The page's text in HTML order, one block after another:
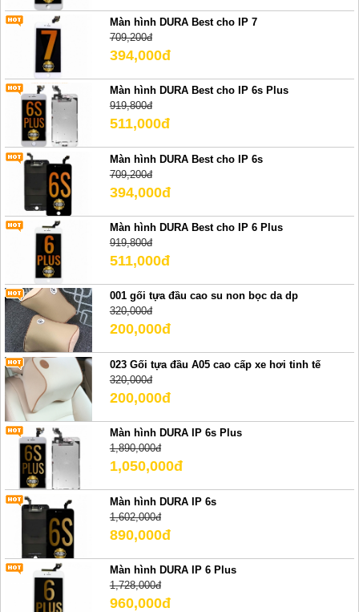
Màn hình DURA Best cho IP 7
709,200đ
394,000đ
Màn hình DURA Best cho IP 6s Plus
919,800đ
511,000đ
Màn hình DURA Best cho IP 6s
709,200đ
394,000đ
Màn hình DURA Best cho IP 6 Plus
919,800đ
511,000đ
001 gối tựa đầu cao su non bọc da dp
320,000đ
200,000đ
023 Gối tựa đầu A05 cao cấp xe hơi tinh tế
320,000đ
200,000đ
Màn hình DURA IP 6s Plus
1,890,000đ
1,050,000đ
Màn hình DURA IP 6s
1,602,000đ
890,000đ
Màn hình DURA IP 6 Plus
1,728,000đ
960,000đ